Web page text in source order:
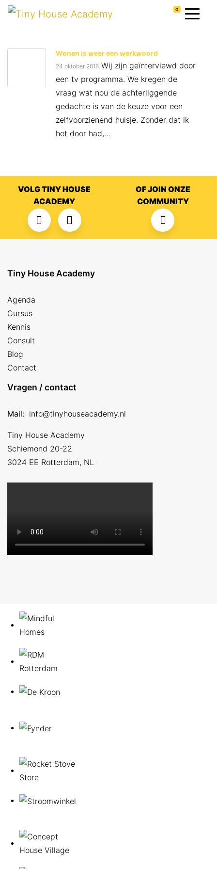
0
Wonen is weer een werkwoord
24 oktober 2016 Wij zijn geïnterviewd door
een tv programma. We kregen de
vraag wat nou de achterliggende
gedachte is van de keuze voor een
zelfvoorzienend huisje. Zonder dat ik
het door had,…
VOLG TINY HOUSE
ACADEMY
OF JOIN ONZE
COMMUNITY
Tiny House Academy
Agenda
Cursus
Kennis
Consult
Blog
Contact
Vragen / contact
Mail: info@tinyhouseacademy.nl
Tiny House Academy
Schiemond 20-22
3024 EE Rotterdam, NL